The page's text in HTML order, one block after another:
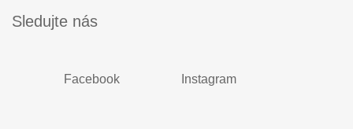
Sledujte nás
Facebook Instagram